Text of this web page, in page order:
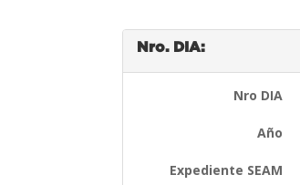
Nro. DIA:
Nro DIA
Año
Expediente SEAM